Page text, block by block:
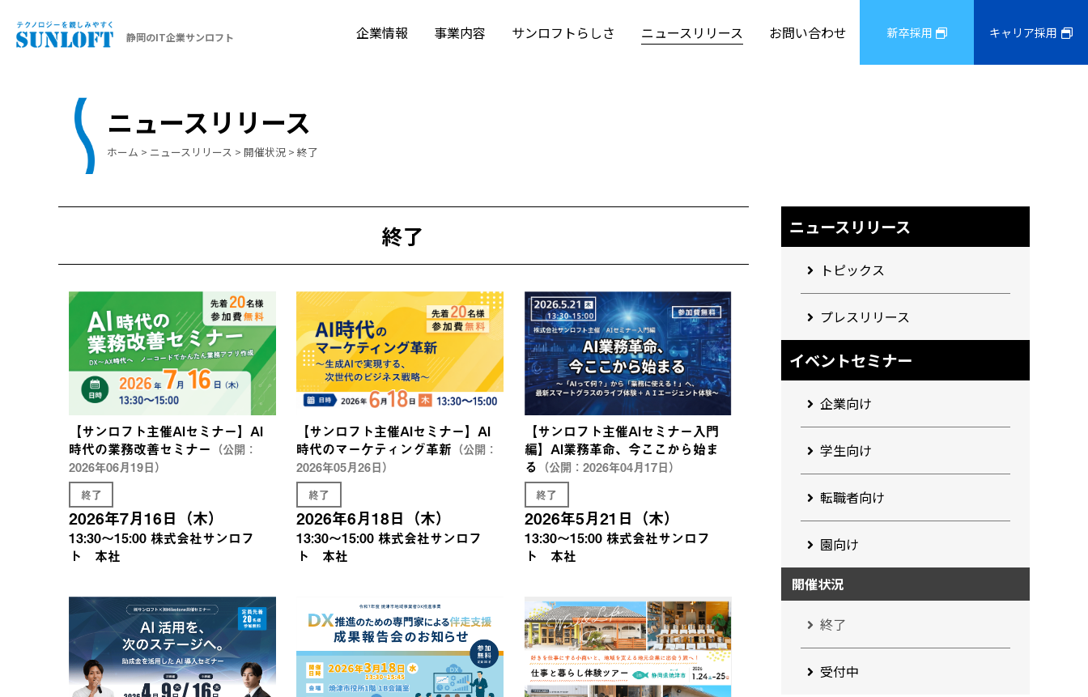
静岡のIT企業サンロフト 企業情報 事業内容 サンロフトらしさ ニュースリリース お問い合わせ 新卒採用 キャリア採用
ニュースリリース
ホーム > ニュースリリース > 開催状況 > 終了
終了
【サンロフト主催AIセミナー】AI
時代の業務改善セミナー （公開：
2026年06月19日）
終了
2026年7月16日（木）
13:30〜15:00 株式会社サンロフ
ト 本社
【サンロフト主催AIセミナー】AI
時代のマーケティング革新 （公開：
2026年05月26日）
終了
2026年6月18日（木）
13:30〜15:00 株式会社サンロフ
ト 本社
【サンロフト主催AIセミナー入門
編】AI業務革命、今ここから始ま
る （公開：2026年04月17日）
終了
2026年5月21日（木）
13:30〜15:00 株式会社サンロフ
ト 本社
ニュースリリース
トピックス
プレスリリース
イベントセミナー
企業向け
学生向け
転職者向け
園向け
開催状況
終了
受付中